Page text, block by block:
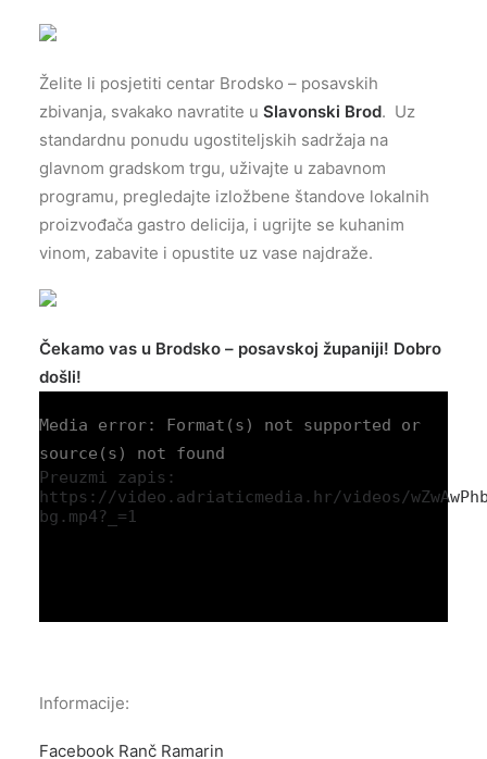
Želite li posjetiti centar Brodsko – posavskih
zbivanja, svakako navratite u Slavonski Brod. Uz
standardnu ponudu ugostiteljskih sadržaja na
glavnom gradskom trgu, uživajte u zabavnom
programu, pregledajte izložbene štandove lokalnih
proizvođača gastro delicija, i ugrijte se kuhanim
vinom, zabavite i opustite uz vase najdraže.
Čekamo vas u Brodsko – posavskoj županiji! Dobro
došli!
Media error: Format(s) not supported or
source(s) not found
Preuzmi zapis:
https://video.adriaticmedia.hr/videos/
bg.mp4?_=1
Informacije:
Facebook Ranč Ramarin